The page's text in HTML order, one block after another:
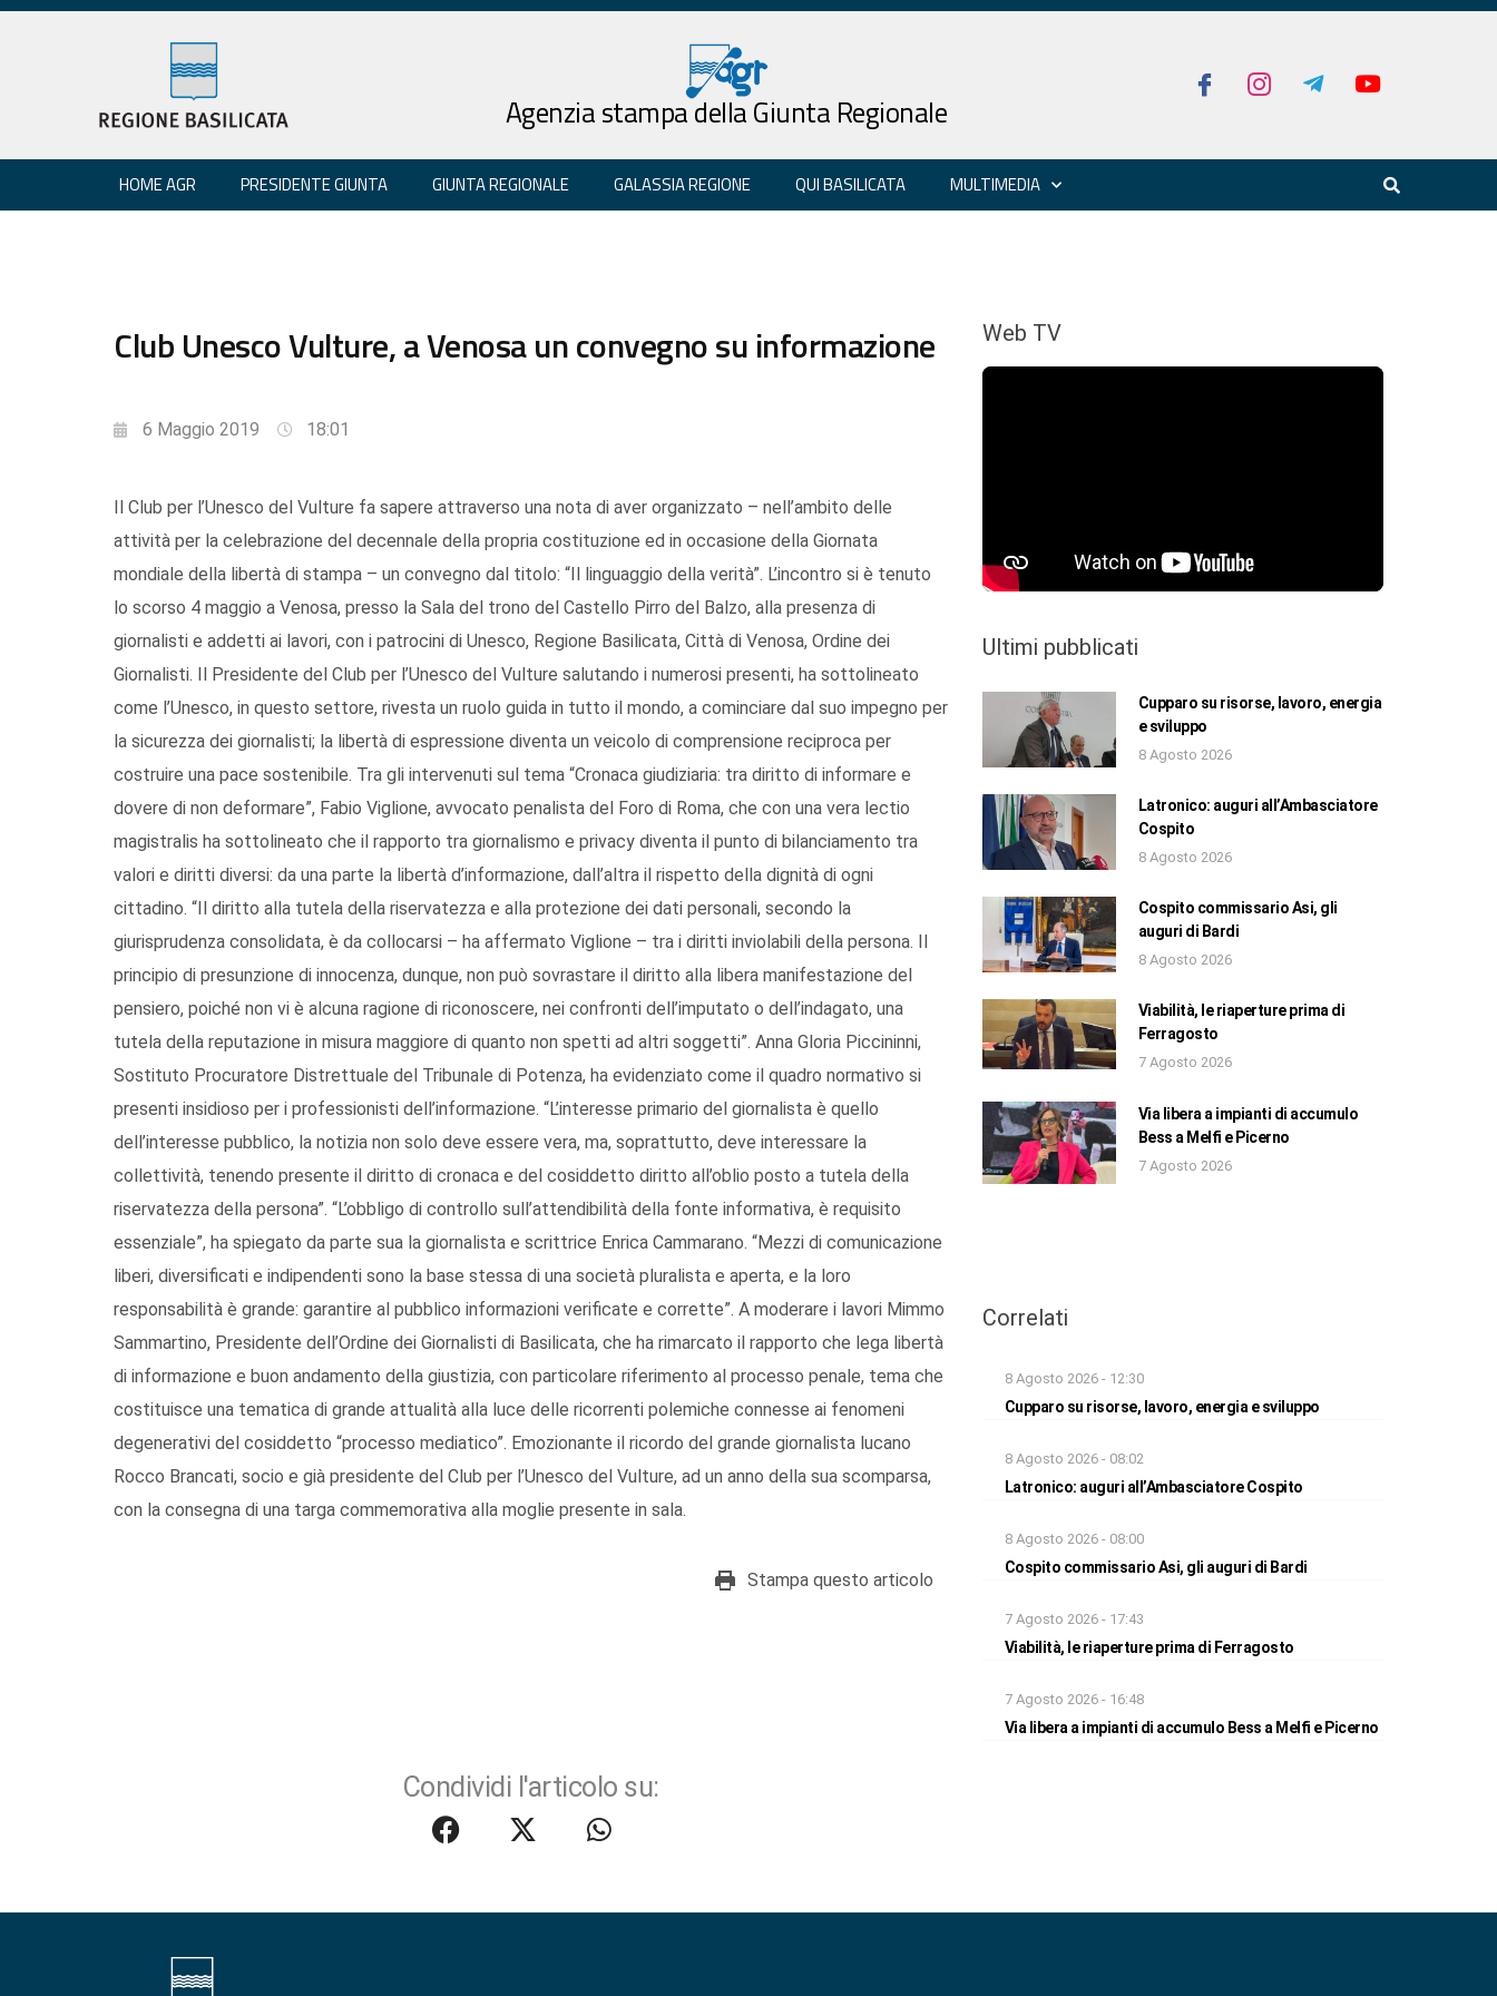
Agenzia stampa della Giunta Regionale
HOME AGR PRESIDENTE GIUNTA GIUNTA REGIONALE GALASSIA REGIONE QUI BASILICATA MULTIMEDIA
Club Unesco Vulture, a Venosa un convegno su informazione
6 Maggio 2019 18:01
Il Club per l’Unesco del Vulture fa sapere attraverso una nota di aver organizzato – nell’ambito delle
attività per la celebrazione del decennale della propria costituzione ed in occasione della Giornata
mondiale della libertà di stampa – un convegno dal titolo: “Il linguaggio della verità”. L’incontro si è tenuto
lo scorso 4 maggio a Venosa, presso la Sala del trono del Castello Pirro del Balzo, alla presenza di
giornalisti e addetti ai lavori, con i patrocini di Unesco, Regione Basilicata, Città di Venosa, Ordine dei
Giornalisti. Il Presidente del Club per l’Unesco del Vulture salutando i numerosi presenti, ha sottolineato
come l’Unesco, in questo settore, rivesta un ruolo guida in tutto il mondo, a cominciare dal suo impegno per
la sicurezza dei giornalisti; la libertà di espressione diventa un veicolo di comprensione reciproca per
costruire una pace sostenibile. Tra gli intervenuti sul tema “Cronaca giudiziaria: tra diritto di informare e
dovere di non deformare”, Fabio Viglione, avvocato penalista del Foro di Roma, che con una vera lectio
magistralis ha sottolineato che il rapporto tra giornalismo e privacy diventa il punto di bilanciamento tra
valori e diritti diversi: da una parte la libertà d’informazione, dall’altra il rispetto della dignità di ogni
cittadino. “Il diritto alla tutela della riservatezza e alla protezione dei dati personali, secondo la
giurisprudenza consolidata, è da collocarsi – ha affermato Viglione – tra i diritti inviolabili della persona. Il
principio di presunzione di innocenza, dunque, non può sovrastare il diritto alla libera manifestazione del
pensiero, poiché non vi è alcuna ragione di riconoscere, nei confronti dell’imputato o dell’indagato, una
tutela della reputazione in misura maggiore di quanto non spetti ad altri soggetti”. Anna Gloria Piccininni,
Sostituto Procuratore Distrettuale del Tribunale di Potenza, ha evidenziato come il quadro normativo si
presenti insidioso per i professionisti dell’informazione. “L’interesse primario del giornalista è quello
dell’interesse pubblico, la notizia non solo deve essere vera, ma, soprattutto, deve interessare la
collettività, tenendo presente il diritto di cronaca e del cosiddetto diritto all’oblio posto a tutela della
riservatezza della persona”. “L’obbligo di controllo sull’attendibilità della fonte informativa, è requisito
essenziale”, ha spiegato da parte sua la giornalista e scrittrice Enrica Cammarano. “Mezzi di comunicazione
liberi, diversificati e indipendenti sono la base stessa di una società pluralista e aperta, e la loro
responsabilità è grande: garantire al pubblico informazioni verificate e corrette”. A moderare i lavori Mimmo
Sammartino, Presidente dell’Ordine dei Giornalisti di Basilicata, che ha rimarcato il rapporto che lega libertà
di informazione e buon andamento della giustizia, con particolare riferimento al processo penale, tema che
costituisce una tematica di grande attualità alla luce delle ricorrenti polemiche connesse ai fenomeni
degenerativi del cosiddetto “processo mediatico”. Emozionante il ricordo del grande giornalista lucano
Rocco Brancati, socio e già presidente del Club per l’Unesco del Vulture, ad un anno della sua scomparsa,
con la consegna di una targa commemorativa alla moglie presente in sala.
Stampa questo articolo
Condividi l'articolo su:
Web TV
Ultimi pubblicati
Cupparo su risorse, lavoro, energia
e sviluppo
8 Agosto 2026
Latronico: auguri all’Ambasciatore
Cospito
8 Agosto 2026
Cospito commissario Asi, gli
auguri di Bardi
8 Agosto 2026
Viabilità, le riaperture prima di
Ferragosto
7 Agosto 2026
Via libera a impianti di accumulo
Bess a Melfi e Picerno
7 Agosto 2026
Correlati
8 Agosto 2026 - 12:30
Cupparo su risorse, lavoro, energia e sviluppo
8 Agosto 2026 - 08:02
Latronico: auguri all’Ambasciatore Cospito
8 Agosto 2026 - 08:00
Cospito commissario Asi, gli auguri di Bardi
7 Agosto 2026 - 17:43
Viabilità, le riaperture prima di Ferragosto
7 Agosto 2026 - 16:48
Via libera a impianti di accumulo Bess a Melfi e Picerno